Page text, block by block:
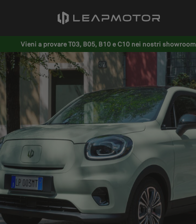
Vieni a provare T03, B05, B10 e C10 nei nostri showroom